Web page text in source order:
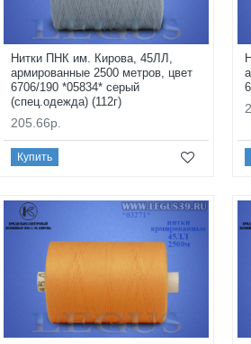
Нитки ПНК им. Кирова, 45ЛЛ,
армированные 2500 метров, цвет
6706/190 *05834* серый
(спец.одежда) (112г)
205.66р.
Купить